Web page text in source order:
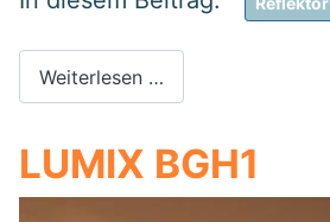
Weiterlesen …
LUMIX BGH1